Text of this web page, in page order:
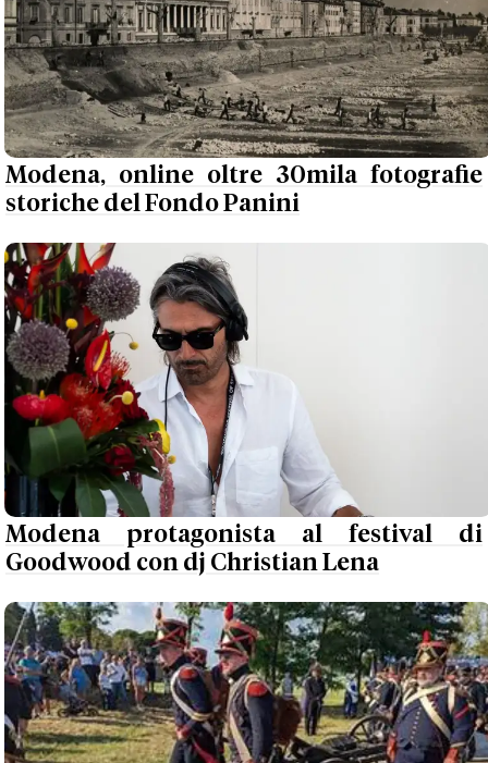
Modena, online oltre 30mila fotografie
storiche del Fondo Panini
Modena protagonista al festival di
Goodwood con dj Christian Lena